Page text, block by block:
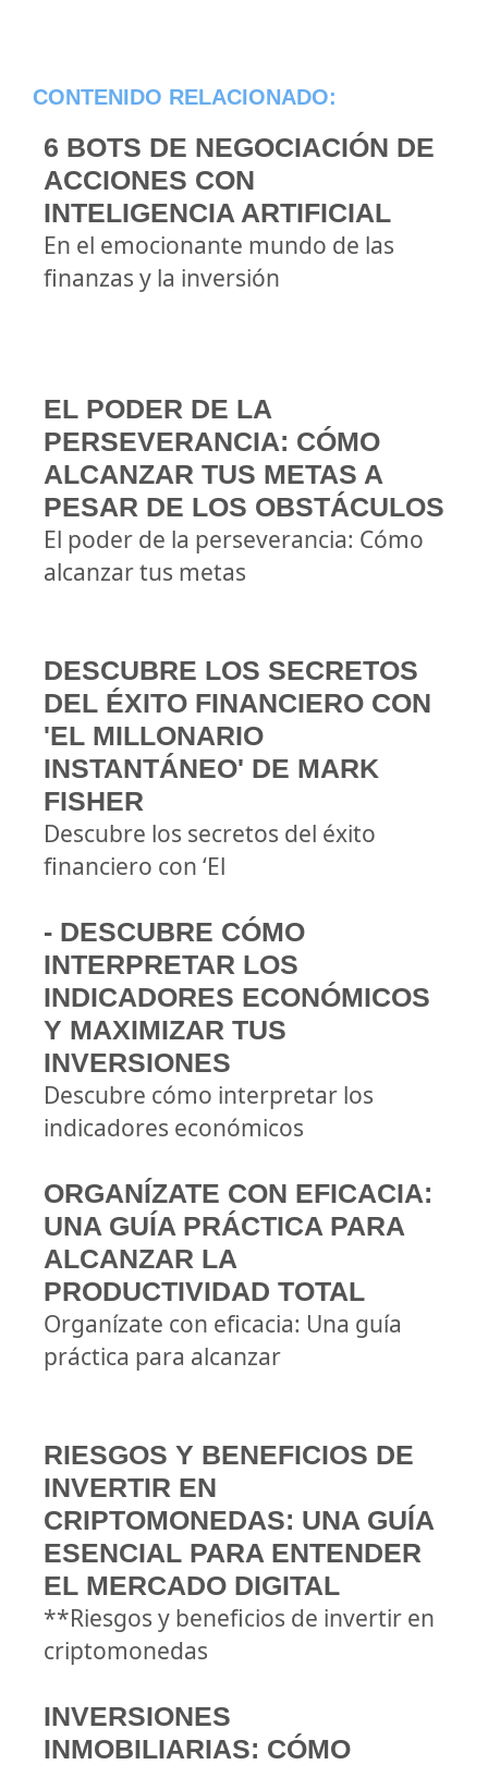
CONTENIDO RELACIONADO:
6 BOTS DE NEGOCIACIÓN DE
ACCIONES CON
INTELIGENCIA ARTIFICIAL
En el emocionante mundo de las
finanzas y la inversión
EL PODER DE LA
PERSEVERANCIA: CÓMO
ALCANZAR TUS METAS A
PESAR DE LOS OBSTÁCULOS
El poder de la perseverancia: Cómo
alcanzar tus metas
DESCUBRE LOS SECRETOS
DEL ÉXITO FINANCIERO CON
'EL MILLONARIO
INSTANTÁNEO' DE MARK
FISHER
Descubre los secretos del éxito
financiero con ‘El
- DESCUBRE CÓMO
INTERPRETAR LOS
INDICADORES ECONÓMICOS
Y MAXIMIZAR TUS
INVERSIONES
Descubre cómo interpretar los
indicadores económicos
ORGANÍZATE CON EFICACIA:
UNA GUÍA PRÁCTICA PARA
ALCANZAR LA
PRODUCTIVIDAD TOTAL
Organízate con eficacia: Una guía
práctica para alcanzar
RIESGOS Y BENEFICIOS DE
INVERTIR EN
CRIPTOMONEDAS: UNA GUÍA
ESENCIAL PARA ENTENDER
EL MERCADO DIGITAL
**Riesgos y beneficios de invertir en
criptomonedas
INVERSIONES
INMOBILIARIAS: CÓMO